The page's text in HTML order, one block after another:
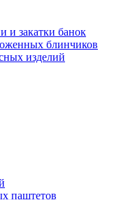
и закатки банок
блинчиков
изделий
паштетов